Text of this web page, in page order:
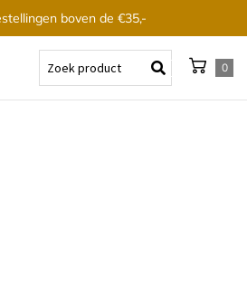
boven de €35,-
0